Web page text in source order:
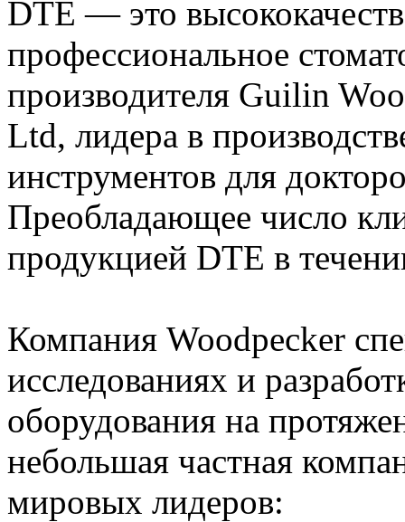
DTE — это
профессиональное
производителя Guilin
Ltd, лидера в
инструментов для
Преобладающее число
продукцией DTE в
Компания Woodpecker
исследованиях и
оборудования на
небольшая частная
мировых лидеров: